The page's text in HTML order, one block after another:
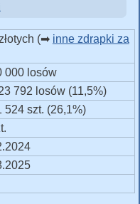
(➡ inne zdrapki za
000 losów
792 losów (11,5%)
524 szt. (26,1%)